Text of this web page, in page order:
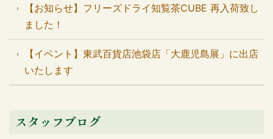
【お知らせ】フリーズドライ知覧茶CUBE 再入荷致し
ました！
【イベント】東武百貨店池袋店「大鹿児島展」に出店
いたします
スタッフブログ